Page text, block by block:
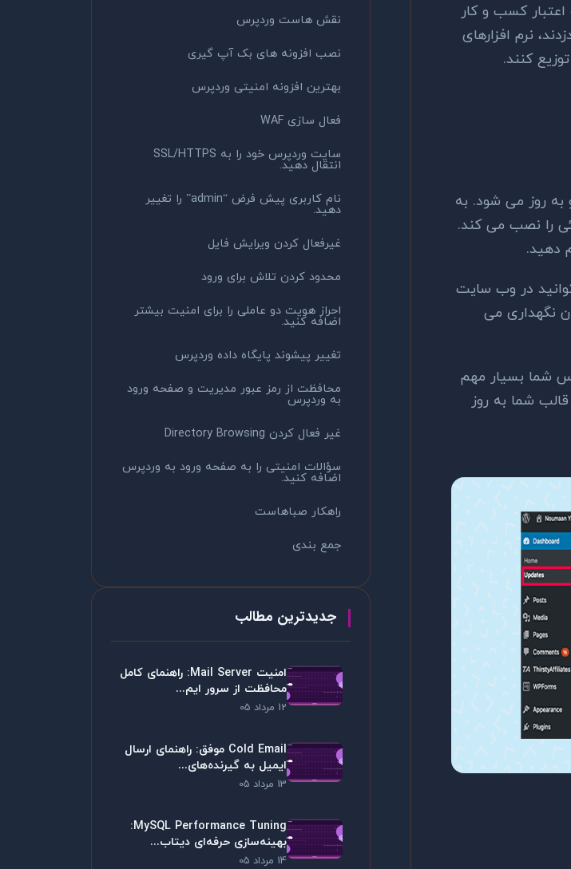
کسب و کار
نرم افزارهای
کنند.
به روز می شود. به
را نصب می کند.
دهید.
در وب سایت
نگهداری می
شما بسیار مهم
شما به روز
نقش هاست وردپرس
نصب افزونه های بک آپ گیری
بهترین افزونه امنیتی وردپرس
فعال سازی WAF
سایت وردپرس خود را به SSL/HTTPS
انتقال دهید.
نام کاربری پیش فرض “admin” را تغییر
دهید.
غیرفعال کردن ویرایش فایل
محدود کردن تلاش برای ورود
احراز هویت دو عاملی را برای امنیت بیشتر
اضافه کنید.
تغییر پیشوند پایگاه داده وردپرس
محافظت از رمز عبور مدیریت و صفحه ورود
به وردپرس
غیر فعال کردن Directory Browsing
سؤالات امنیتی را به صفحه ورود به وردپرس
اضافه کنید.
راهکار صباهاست
جمع بندی
جدیدترین مطالب
امنیت Mail Server: راهنمای کامل
محافظت از سرور ایم...
12 مرداد 05
Cold Email موفق: راهنمای ارسال
ایمیل به گیرنده‌های...
13 مرداد 05
MySQL Performance Tuning:
بهینه‌سازی حرفه‌ای دیتاب...
14 مرداد 05